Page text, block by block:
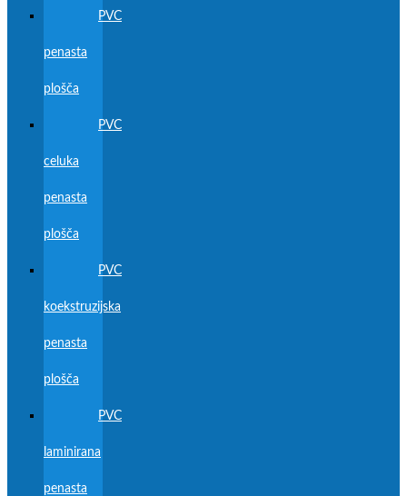
PVC
penasta
plošča
PVC
celuka
penasta
plošča
PVC
koekstruzijska
penasta
plošča
PVC
laminirana
penasta